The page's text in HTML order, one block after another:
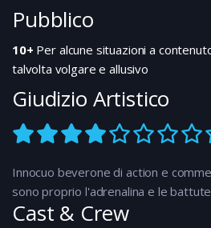
Pubblico
10+ Per alcune situazioni a
talvolta volgare e allusivo
Giudizio Artistico
Innocuo beverone di action e
sono proprio l'adrenalina e le
Cast & Crew